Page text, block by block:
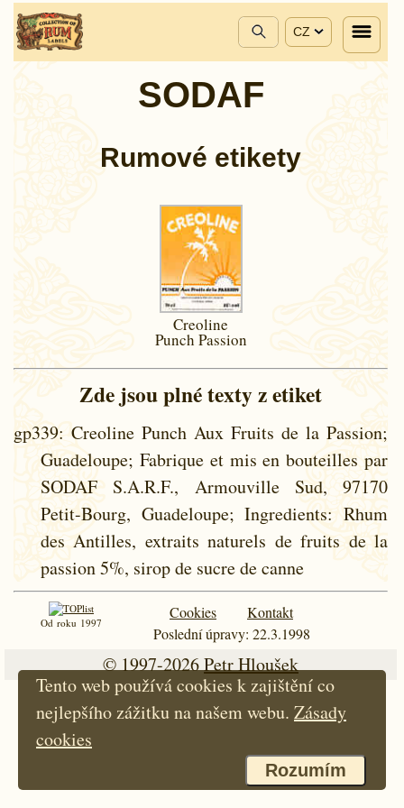
CZ
SODAF
Rumové etikety
Creoline
Punch Passion
Zde jsou plné texty z etiket
gp339: Creoline Punch Aux Fruits de la Passion;
Guadeloupe; Fabrique et mis en bouteilles par
SODAF S.A.R.F., Armouville Sud, 97170
Petit-Bourg, Guadeloupe; Ingredients: Rhum
des Antilles, extraits naturels de fruits de la
passion 5%, sirop de sucre de canne
Od roku 1997
Cookies
Kontakt
Poslední úpravy: 22.3.1998
© 1997-2026Petr Hloušek
Tento web používá cookies k zajištění co
nejlepšího zážitku na našem webu. Zásady
cookies
Rozumím